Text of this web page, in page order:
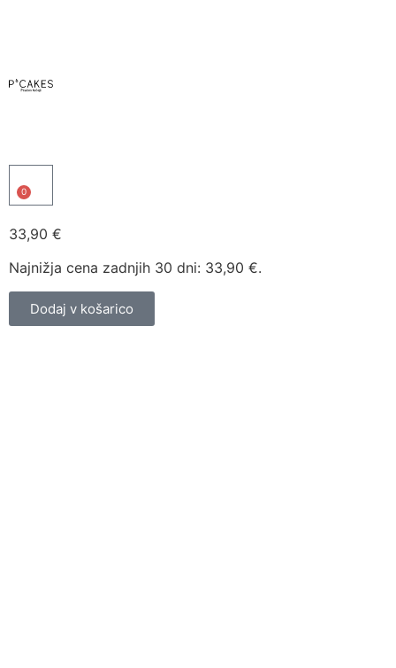
0
33,90 €
Najnižja cena zadnjih 30 dni: 33,90 €.
Dodaj v košarico